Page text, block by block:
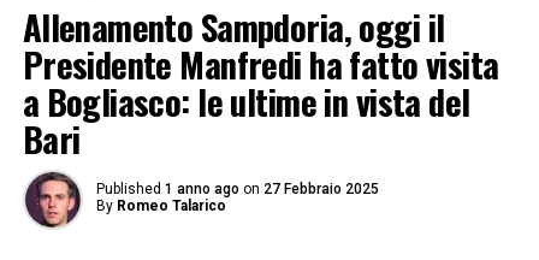
Allenamento Sampdoria, oggi il
Presidente Manfredi ha fatto visita
a Bogliasco: le ultime in vista del
Bari
Published 1 anno ago on 27 Febbraio 2025
By Romeo Talarico